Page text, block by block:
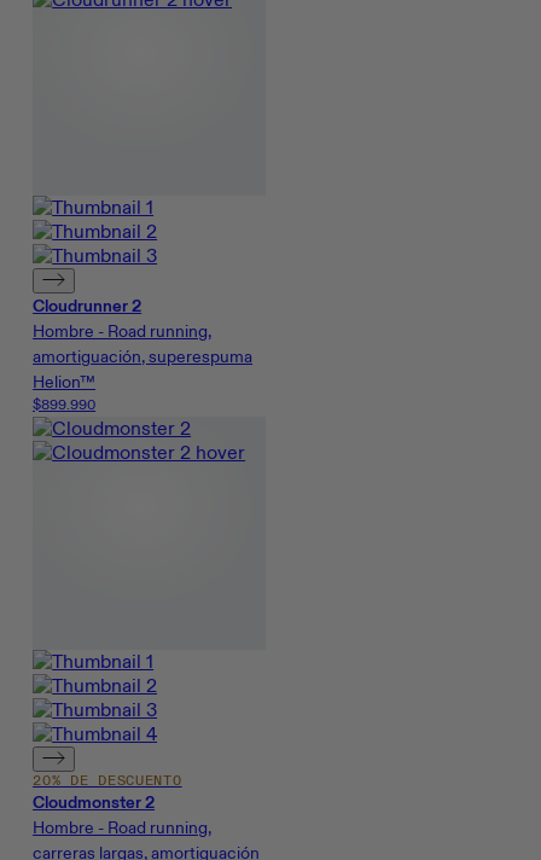
Cloudrunner 2
Hombre - Road running,
amortiguación, superespuma
Helion™
$899.990
20% DE DESCUENTO
Cloudmonster 2
Hombre - Road running,
carreras largas, amortiguación